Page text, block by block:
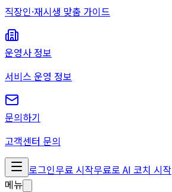
직장인·재시생 맞춤 가이드
운영사 정보
서비스 운영 정보
문의하기
고객센터 문의
로그인무료 시작무료로 AI 코치 시작
메뉴